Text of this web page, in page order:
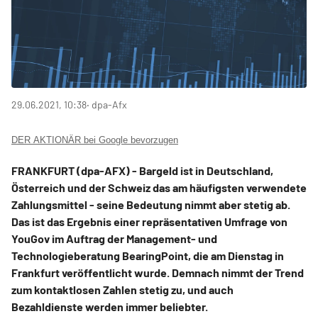
29.06.2021, 10:38‧ dpa-Afx
DER AKTIONÄR bei Google bevorzugen
FRANKFURT (dpa-AFX) - Bargeld ist in Deutschland,
Österreich und der Schweiz das am häufigsten verwendete
Zahlungsmittel - seine Bedeutung nimmt aber stetig ab.
Das ist das Ergebnis einer repräsentativen Umfrage von
YouGov im Auftrag der Management- und
Technologieberatung BearingPoint, die am Dienstag in
Frankfurt veröffentlicht wurde. Demnach nimmt der Trend
zum kontaktlosen Zahlen stetig zu, und auch
Bezahldienste werden immer beliebter.